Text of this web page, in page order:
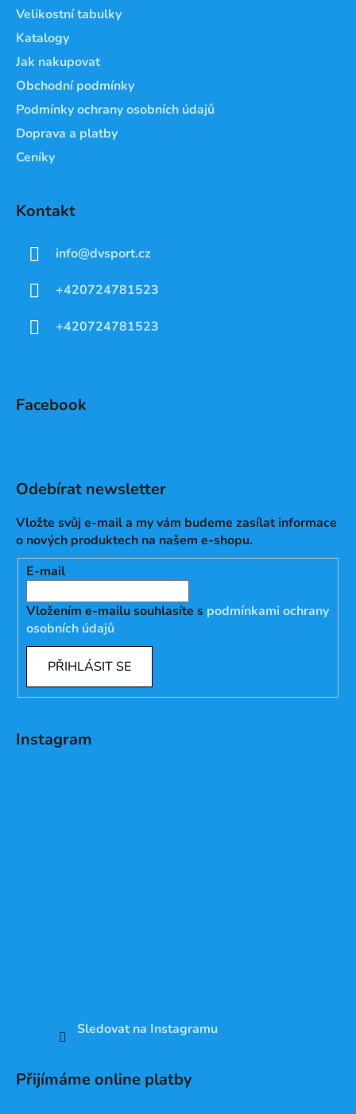
Velikostní tabulky
Katalogy
Jak nakupovat
Obchodní podmínky
Podmínky ochrany osobních údajů
Doprava a platby
Ceníky
Kontakt
info@dvsport.cz
+420724781523
+420724781523
Facebook
Odebírat newsletter
Vložte svůj e-mail a my vám budeme zasílat informace
o nových produktech na našem e-shopu.
E-mail
Vložením e-mailu souhlasíte s podmínkami ochrany
osobních údajů
PŘIHLÁSIT SE
Instagram
Sledovat na Instagramu
Přijímáme online platby